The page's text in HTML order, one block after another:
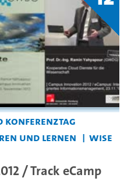
Konferenztag
und Lernen
WiSe
/ Track eCamp